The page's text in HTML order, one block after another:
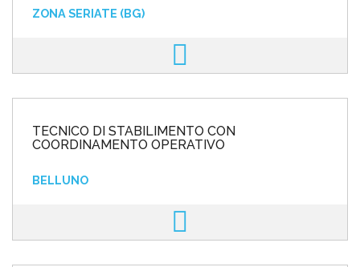
ZONA SERIATE (BG)
TECNICO DI STABILIMENTO CON
COORDINAMENTO OPERATIVO
BELLUNO